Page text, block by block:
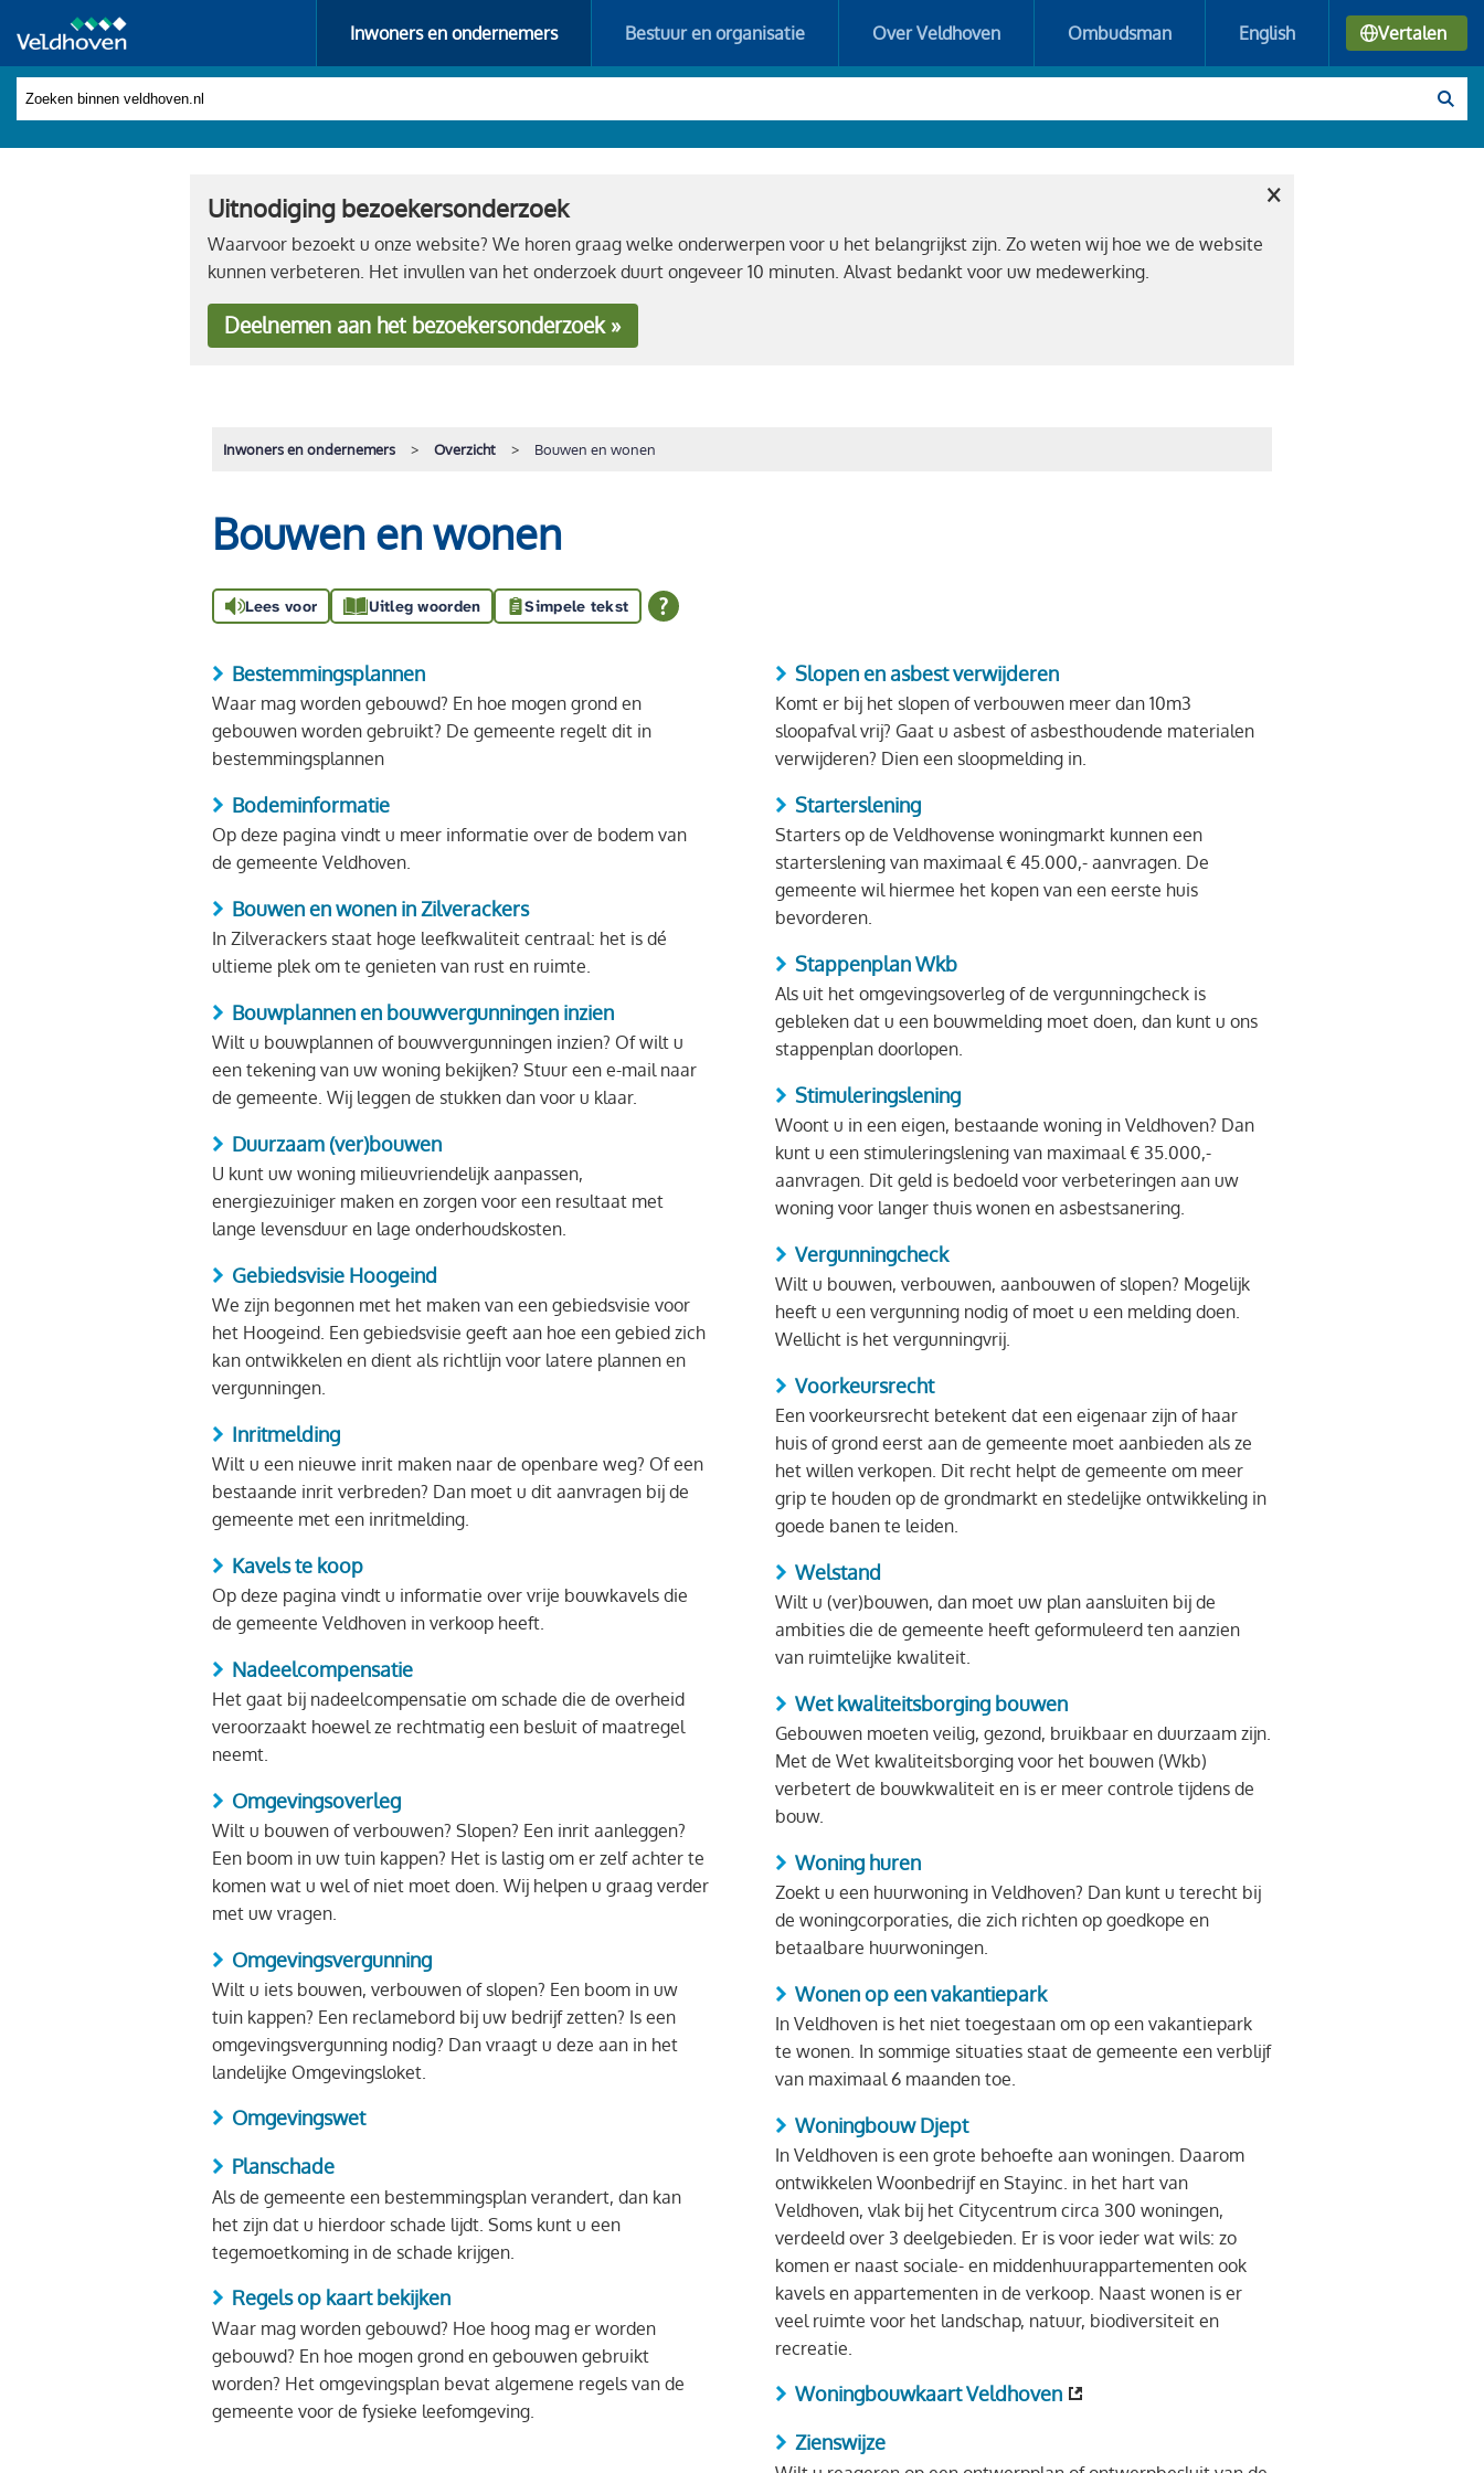
Inwoners en ondernemers Bestuur en organisatie Over Veldhoven Ombudsman English Vertalen
Uitnodiging bezoekersonderzoek
Waarvoor bezoekt u onze website? We horen graag welke onderwerpen voor u het belangrijkst zijn. Zo weten wij hoe we de website
kunnen verbeteren. Het invullen van het onderzoek duurt ongeveer 10 minuten. Alvast bedankt voor uw medewerking.
Deelnemen aan het bezoekersonderzoek »
×
Inwoners en ondernemers Overzicht Bouwen en wonen
Bouwen en wonen
Lees voor Uitleg woorden Simpele tekst
Bestemmingsplannen
Waar mag worden gebouwd? En hoe mogen grond en
gebouwen worden gebruikt? De gemeente regelt dit in
bestemmingsplannen
Bodeminformatie
Op deze pagina vindt u meer informatie over de bodem van
de gemeente Veldhoven.
Bouwen en wonen in Zilverackers
In Zilverackers staat hoge leefkwaliteit centraal: het is dé
ultieme plek om te genieten van rust en ruimte.
Bouwplannen en bouwvergunningen inzien
Wilt u bouwplannen of bouwvergunningen inzien? Of wilt u
een tekening van uw woning bekijken? Stuur een e-mail naar
de gemeente. Wij leggen de stukken dan voor u klaar.
Duurzaam (ver)bouwen
U kunt uw woning milieuvriendelijk aanpassen,
energiezuiniger maken en zorgen voor een resultaat met
lange levensduur en lage onderhoudskosten.
Gebiedsvisie Hoogeind
We zijn begonnen met het maken van een gebiedsvisie voor
het Hoogeind. Een gebiedsvisie geeft aan hoe een gebied zich
kan ontwikkelen en dient als richtlijn voor latere plannen en
vergunningen.
Inritmelding
Wilt u een nieuwe inrit maken naar de openbare weg? Of een
bestaande inrit verbreden? Dan moet u dit aanvragen bij de
gemeente met een inritmelding.
Kavels te koop
Op deze pagina vindt u informatie over vrije bouwkavels die
de gemeente Veldhoven in verkoop heeft.
Nadeelcompensatie
Het gaat bij nadeelcompensatie om schade die de overheid
veroorzaakt hoewel ze rechtmatig een besluit of maatregel
neemt.
Omgevingsoverleg
Wilt u bouwen of verbouwen? Slopen? Een inrit aanleggen?
Een boom in uw tuin kappen? Het is lastig om er zelf achter te
komen wat u wel of niet moet doen. Wij helpen u graag verder
met uw vragen.
Omgevingsvergunning
Wilt u iets bouwen, verbouwen of slopen? Een boom in uw
tuin kappen? Een reclamebord bij uw bedrijf zetten? Is een
omgevingsvergunning nodig? Dan vraagt u deze aan in het
landelijke Omgevingsloket.
Omgevingswet
Planschade
Als de gemeente een bestemmingsplan verandert, dan kan
het zijn dat u hierdoor schade lijdt. Soms kunt u een
tegemoetkoming in de schade krijgen.
Regels op kaart bekijken
Waar mag worden gebouwd? Hoe hoog mag er worden
gebouwd? En hoe mogen grond en gebouwen gebruikt
worden? Het omgevingsplan bevat algemene regels van de
gemeente voor de fysieke leefomgeving.
Slopen en asbest verwijderen
Komt er bij het slopen of verbouwen meer dan 10m3
sloopafval vrij? Gaat u asbest of asbesthoudende materialen
verwijderen? Dien een sloopmelding in.
Starterslening
Starters op de Veldhovense woningmarkt kunnen een
starterslening van maximaal € 45.000,- aanvragen. De
gemeente wil hiermee het kopen van een eerste huis
bevorderen.
Stappenplan Wkb
Als uit het omgevingsoverleg of de vergunningcheck is
gebleken dat u een bouwmelding moet doen, dan kunt u ons
stappenplan doorlopen.
Stimuleringslening
Woont u in een eigen, bestaande woning in Veldhoven? Dan
kunt u een stimuleringslening van maximaal € 35.000,-
aanvragen. Dit geld is bedoeld voor verbeteringen aan uw
woning voor langer thuis wonen en asbestsanering.
Vergunningcheck
Wilt u bouwen, verbouwen, aanbouwen of slopen? Mogelijk
heeft u een vergunning nodig of moet u een melding doen.
Wellicht is het vergunningvrij.
Voorkeursrecht
Een voorkeursrecht betekent dat een eigenaar zijn of haar
huis of grond eerst aan de gemeente moet aanbieden als ze
het willen verkopen. Dit recht helpt de gemeente om meer
grip te houden op de grondmarkt en stedelijke ontwikkeling in
goede banen te leiden.
Welstand
Wilt u (ver)bouwen, dan moet uw plan aansluiten bij de
ambities die de gemeente heeft geformuleerd ten aanzien
van ruimtelijke kwaliteit.
Wet kwaliteitsborging bouwen
Gebouwen moeten veilig, gezond, bruikbaar en duurzaam zijn.
Met de Wet kwaliteitsborging voor het bouwen (Wkb)
verbetert de bouwkwaliteit en is er meer controle tijdens de
bouw.
Woning huren
Zoekt u een huurwoning in Veldhoven? Dan kunt u terecht bij
de woningcorporaties, die zich richten op goedkope en
betaalbare huurwoningen.
Wonen op een vakantiepark
In Veldhoven is het niet toegestaan om op een vakantiepark
te wonen. In sommige situaties staat de gemeente een verblijf
van maximaal 6 maanden toe.
Woningbouw Djept
In Veldhoven is een grote behoefte aan woningen. Daarom
ontwikkelen Woonbedrijf en Stayinc. in het hart van
Veldhoven, vlak bij het Citycentrum circa 300 woningen,
verdeeld over 3 deelgebieden. Er is voor ieder wat wils: zo
komen er naast sociale- en middenhuurappartementen ook
kavels en appartementen in de verkoop. Naast wonen is er
veel ruimte voor het landschap, natuur, biodiversiteit en
recreatie.
Woningbouwkaart Veldhoven
Zienswijze